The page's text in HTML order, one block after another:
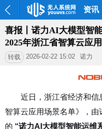
资讯
喜报丨诺力AI大模型智
2025年浙江省智算云应
转载 2026-02-22 15:02 诺力
近日，浙江省经济和
智算云应用场景名单》，
的 “诺力AI大模型智能运维